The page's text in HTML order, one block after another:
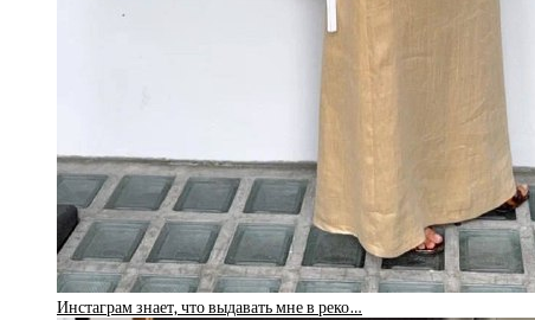
Инстаграм знает, что выдавать мне в реко…